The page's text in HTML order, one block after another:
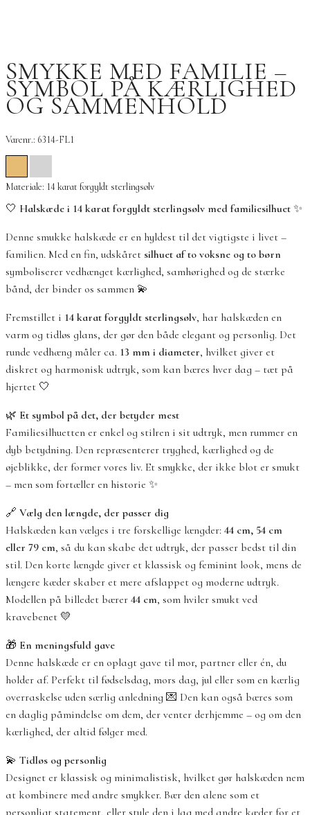
SMYKKE MED FAMILIE –
SYMBOL PÅ KÆRLIGHED
OG SAMMENHOLD
Varenr.: 6314-FL1
Materiale: 14 karat forgyldt sterlingsølv
🤍 Halskæde i 14 karat forgyldt sterlingsølv med familiesilhuet ✨
Denne smukke halskæde er en hyldest til det vigtigste i livet –
familien. Med en fin, udskåret silhuet af to voksne og to børn
symboliserer vedhænget kærlighed, samhørighed og de stærke
bånd, der binder os sammen 💫
Fremstillet i 14 karat forgyldt sterlingsølv, har halskæden en
varm og tidløs glans, der gør den både elegant og personlig. Det
runde vedhæng måler ca. 13 mm i diameter, hvilket giver et
diskret og harmonisk udtryk, som kan bæres hver dag – tæt på
hjertet 🤍
🌿 Et symbol på det, der betyder mest
Familiesilhuetten er enkel og stilren i sit udtryk, men rummer en
dyb betydning. Den repræsenterer tryghed, kærlighed og de
øjeblikke, der former vores liv. Et smykke, der ikke blot er smukt
– men som fortæller en historie ✨
🔗 Vælg den længde, der passer dig
Halskæden kan vælges i tre forskellige længder: 44 cm, 54 cm
eller 79 cm, så du kan skabe det udtryk, der passer bedst til din
stil. Den korte længde giver et klassisk og feminint look, mens de
længere kæder skaber et mere afslappet og moderne udtryk.
Modellen på billedet bærer 44 cm, som hviler smukt ved
kravebenet 💛
🎁 En meningsfuld gave
Denne halskæde er en oplagt gave til mor, partner eller én, du
holder af. Perfekt til fødselsdag, mors dag, jul eller som en kærlig
overraskelse uden særlig anledning 💌 Den kan også bæres som
en daglig påmindelse om dem, der venter derhjemme – og om den
kærlighed, der altid følger med.
💫 Tidløs og personlig
Designet er klassisk og minimalistisk, hvilket gør halskæden nem
at kombinere med andre smykker. Bær den alene som et
personligt statement, eller style den i lag med andre kæder for et